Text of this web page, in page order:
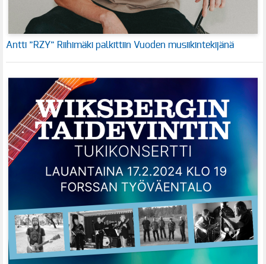
Antti ”RZY” Riihimäki palkittiin Vuoden musiikintekijänä